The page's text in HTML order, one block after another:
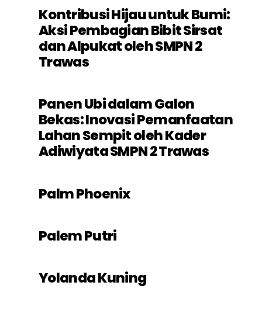
Kontribusi Hijau untuk Bumi:
Aksi Pembagian Bibit Sirsat
dan Alpukat oleh SMPN 2
Trawas
Panen Ubi dalam Galon
Bekas: Inovasi Pemanfaatan
Lahan Sempit oleh Kader
Adiwiyata SMPN 2 Trawas
Palm Phoenix
Palem Putri
Yolanda Kuning